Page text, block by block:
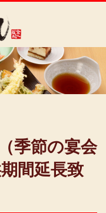
季節の宴会
間延長致